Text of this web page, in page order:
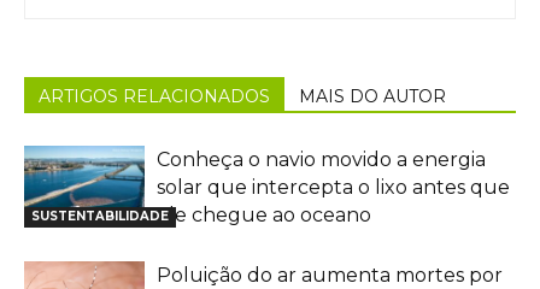
ARTIGOS RELACIONADOS MAIS DO AUTOR
SUSTENTABILIDADE
Conheça o navio movido a energia
solar que intercepta o lixo antes que
ele chegue ao oceano
Poluição do ar aumenta mortes por